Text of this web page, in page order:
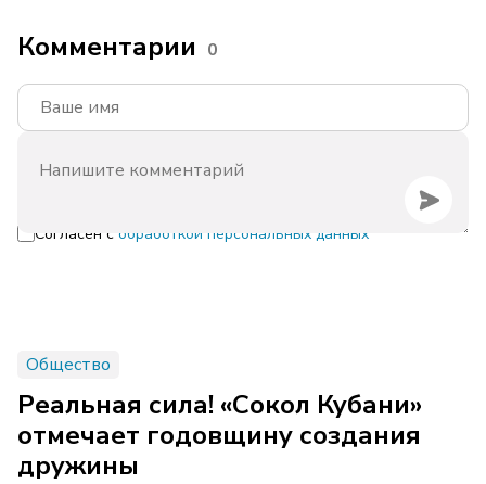
Комментарии 0
Согласен с обработкой персональных данных
Общество
Реальная сила! «Сокол Кубани»
отмечает годовщину создания
дружины